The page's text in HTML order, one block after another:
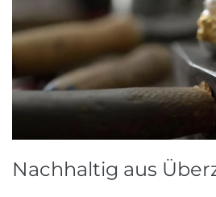
Nachhaltig aus